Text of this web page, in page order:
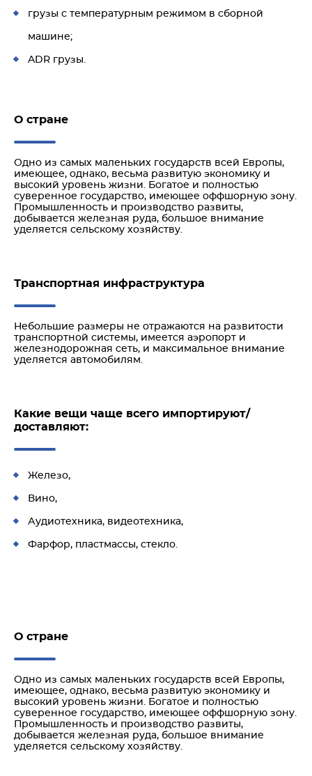
грузы с температурным режимом в сборной
машине;
ADR грузы.
О стране
Одно из самых маленьких государств всей Европы,
имеющее, однако, весьма развитую экономику и
высокий уровень жизни. Богатое и полностью
суверенное государство, имеющее оффшорную зону.
Промышленность и производство развиты,
добывается железная руда, большое внимание
уделяется сельскому хозяйству.
Транспортная инфраструктура
Небольшие размеры не отражаются на развитости
транспортной системы, имеется аэропорт и
железнодорожная сеть, и максимальное внимание
уделяется автомобилям.
Какие вещи чаще всего импортируют/
доставляют:
Железо,
Вино,
Аудиотехника, видеотехника,
Фарфор, пластмассы, стекло.
О стране
Одно из самых маленьких государств всей Европы,
имеющее, однако, весьма развитую экономику и
высокий уровень жизни. Богатое и полностью
суверенное государство, имеющее оффшорную зону.
Промышленность и производство развиты,
добывается железная руда, большое внимание
уделяется сельскому хозяйству.